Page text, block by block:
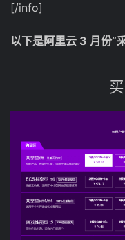
[/info]
以下是阿里云 3 月份“